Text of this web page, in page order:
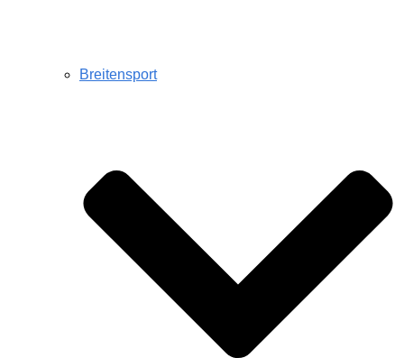
Breitensport